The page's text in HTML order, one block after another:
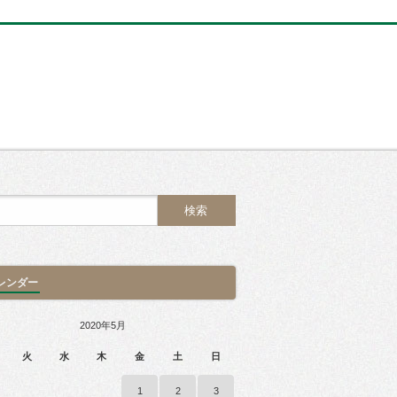
ンダー
2020年5月
火 水 木 金 土 日
1 2 3